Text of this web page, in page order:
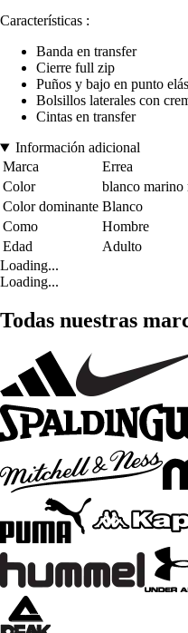
Características :
Banda en transfer
Cierre full zip
Puños y bajo en punto
Bolsillos laterales con
Cintas en transfer
Información adicional
Marca
Errea
Color
blanco marino
Color dominante Blanco
Como
Hombre
Edad
Adulto
Loading...
Loading...
Todas nuestras